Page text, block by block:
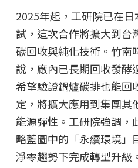
2025年起，工研院已在
試，這次合作將擴大到台
碳回收與純化技術。竹南
說，廠內已長期回收發酵
希望驗證鍋爐碳排也能回
定，將擴大應用到集團其
能源彈性。工研院強調，
略藍圖中的「永續環境」
淨零趨勢下完成轉型升級